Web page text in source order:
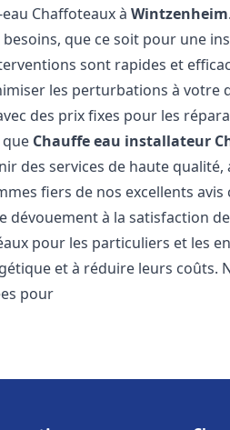
Chaffoteaux àWintzenheim
que ce soit pour une
sont rapides et
les perturbations à votre
des prix fixes pour les
Chauffe eau installateur
des services de haute qualité,
fiers de nos excellents
à la satisfaction
pour les particuliers et les
et à réduire leurs coûts.
pour